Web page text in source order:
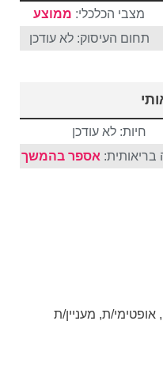
מצבי הכלכלי: ממוצע
תחום העיסוק: לא עודכן
חיות: לא עודכן
בריאותית: אספר בהמשך
ת, מעניין/ת